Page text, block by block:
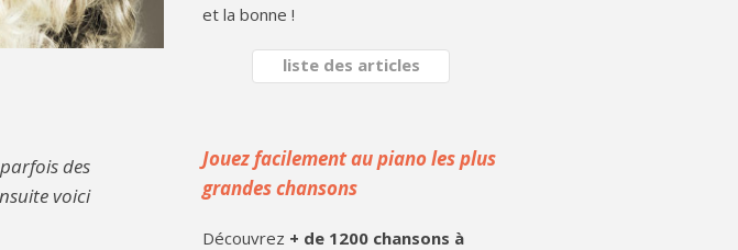
des
voici
et la bonne !
liste des articles
Jouez facilement au piano les plus
grandes chansons
Découvrez + de 1200 chansons à